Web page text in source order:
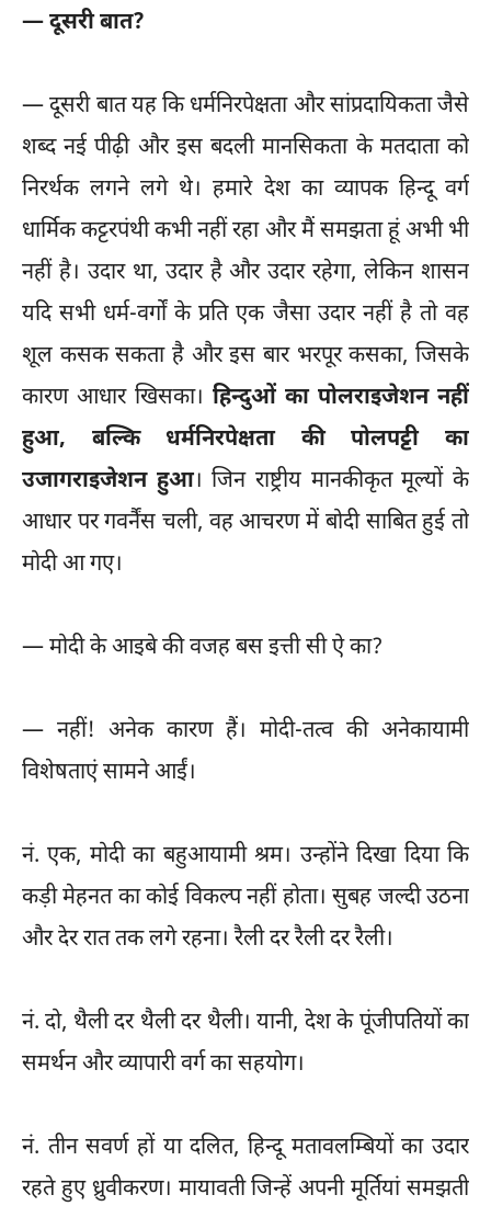
— दूसरी बात?
— दूसरी बात यह कि धर्मनिरपेक्षता और सांप्रदायिकता जैसे
शब्द नई पीढ़ी और इस बदली मानसिकता के मतदाता को
निरर्थक लगने लगे थे। हमारे देश का व्यापक हिन्दू वर्ग
धार्मिक कट्टरपंथी कभी नहीं रहा और मैं समझता हूं अभी भी
नहीं है। उदार था, उदार है और उदार रहेगा, लेकिन शासन
यदि सभी धर्म-वर्गों के प्रति एक जैसा उदार नहीं है तो वह
शूल कसक सकता है और इस बार भरपूर कसका, जिसके
कारण आधार खिसका। हिन्दुओं का पोलराइजेशन नहीं
हुआ, बल्कि धर्मनिरपेक्षता की पोलपट्टी का
उजागराइजेशन हुआ। जिन राष्ट्रीय मानकीकृत मूल्यों के
आधार पर गवर्नैंस चली, वह आचरण में बोदी साबित हुई तो
मोदी आ गए।
— मोदी के आइबे की वजह बस इत्ती सी ऐ का?
— नहीं! अनेक कारण हैं। मोदी-तत्व की अनेकायामी
विशेषताएं सामने आईं।
नं. एक, मोदी का बहुआयामी श्रम। उन्होंने दिखा दिया कि
कड़ी मेहनत का कोई विकल्प नहीं होता। सुबह जल्दी उठना
और देर रात तक लगे रहना। रैली दर रैली दर रैली।
नं. दो, थैली दर थैली दर थैली। यानी, देश के पूंजीपतियों का
समर्थन और व्यापारी वर्ग का सहयोग।
नं. तीन सवर्ण हों या दलित, हिन्दू मतावलम्बियों का उदार
रहते हुए ध्रुवीकरण। मायावती जिन्हें अपनी मूर्तियां समझती